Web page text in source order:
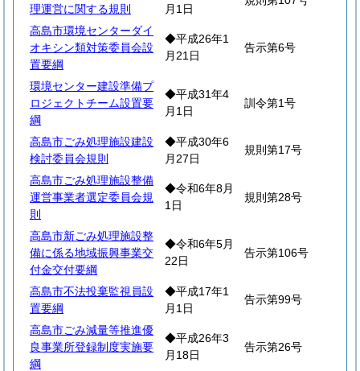
理運営に関する規則
月1日
高島市環境センターダイ
オキシン類対策委員会設
置要綱
◆平成26年1
月21日
告示第6号
環境センター建設準備プ
ロジェクトチーム設置要
綱
◆平成31年4
月1日
訓令第1号
高島市ごみ処理施設建設
検討委員会規則
◆平成30年6
月27日
規則第17号
高島市ごみ処理施設整備
運営事業者選定委員会規
則
◆令和6年8月
1日
規則第28号
高島市新ごみ処理施設整
備に係る地域振興事業交
付金交付要綱
◆令和6年5月
22日
告示第106号
高島市不法投棄監視員設
置要綱
◆平成17年1
月1日
告示第99号
高島市ごみ減量等推進優
良事業所登録制度実施要
綱
◆平成26年3
月18日
告示第26号